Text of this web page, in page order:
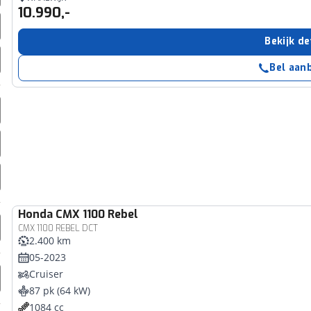
We tonen je graag relevante advertenties en
op en buiten onze website volgt – uiteraard op
en privacyverklaring
. Als je weigert, plaatsen we
cookies. Je voorkeuren kun je later altijd
10.990,-
Bekijk
Bel
Honda CMX 1100 Rebel
CMX 1100 REBEL DCT
2.400 km
05-2023
Cruiser
87 pk (64 kW)
1084 cc